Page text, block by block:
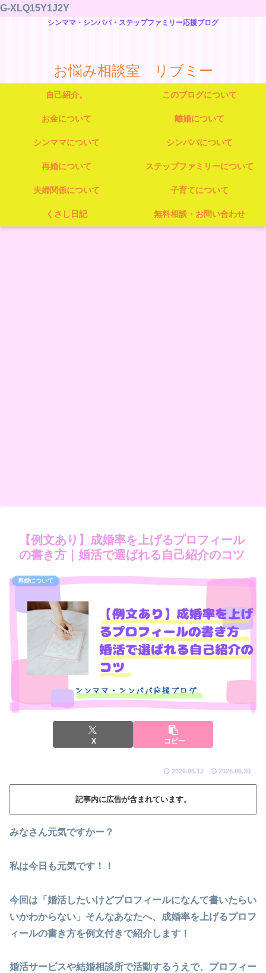
G-XLQ15Y1J2Y
シンママ・シンパパ・ステップファミリー応援ブログ
お悩み相談室 リブミー
自己紹介。 このブログについて
お金について 離婚について
シンママについて シンパパについて
再婚について ステップファミリーについて
夫婦関係について 子育てについて
くさし日記 無料相談・お問い合わせ
【例文あり】成婚率を上げるプロフィール
の書き方｜婚活で選ばれる自己紹介のコツ
再婚について
X コピー
2026.06.12 2026.06.30
記事内に広告が含まれています。
みなさん元気ですかー？
私は今日も元気です！！
今回は「婚活したいけどプロフィールになんて書いたらい
いかわからない」そんなあなたへ、成婚率を上げるプロフ
ィールの書き方を例文付きで紹介します！
婚活サービスや結婚相談所で活動するうえで、プロフィー